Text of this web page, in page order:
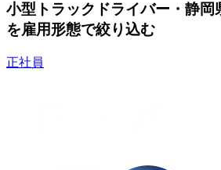
小型トラックドライバー・静岡
を雇用形態で絞り込む
正社員